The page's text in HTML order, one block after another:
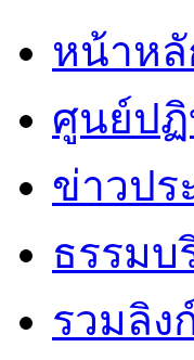
หน้าหลั
ศูนย์ป
ข่าวปร
ธรรมบ
รวมลิง